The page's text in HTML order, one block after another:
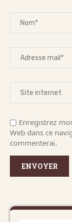
Enregistrez
Web dans ce
commenterai.